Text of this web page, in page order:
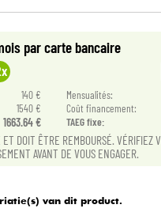
Bekijk onze merken
par carte bancaire
140 € Mensualités:
1540 € Coût financement:
1663.64 € TAEG fixe:
DOIT ÊTRE REMBOURSÉ. VÉRIFIEZ
AVANT DE VOUS ENGAGER.
van dit product.